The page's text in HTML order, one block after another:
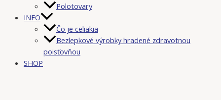
Polotovary
INFO
Čo je celiakia
Bezlepkové výrobky hradené zdravotnou
poisťovňou
SHOP